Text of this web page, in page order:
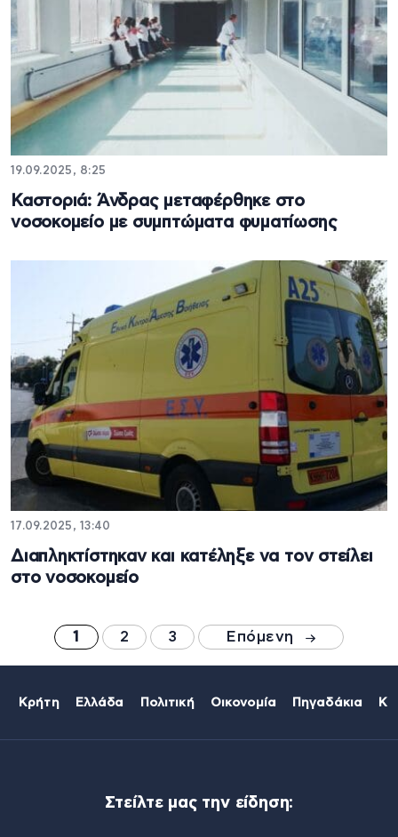
19.09.2025, 8:25
Καστοριά: Άνδρας μεταφέρθηκε στο
νοσοκομείο με συμπτώματα φυματίωσης
17.09.2025, 13:40
Διαπληκτίστηκαν και κατέληξε να τον στείλει
στο νοσοκομείο
1 2 3 Επόμενη
Κρήτη Ελλάδα Πολιτική Οικονομία Πηγαδάκια
Στείλτε μας την είδηση: